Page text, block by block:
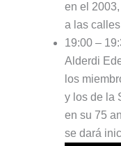
en el
a las
19:00 –
Alderdi
los
y los de la
en su 75
se dará